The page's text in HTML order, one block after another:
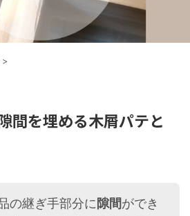
>
間を埋める木屑パテと
の継ぎ手部分に隙間ができ